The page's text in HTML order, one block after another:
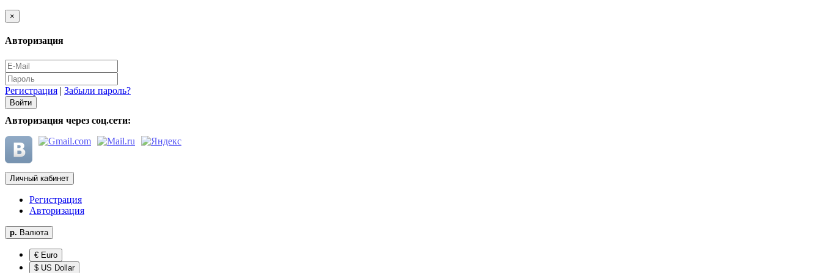
×
Авторизация
Регистрация | Забыли пароль?
Авторизация через соц.сети:
Личный кабинет
Регистрация
Авторизация
р. Валюта
€ Euro
$ US Dollar